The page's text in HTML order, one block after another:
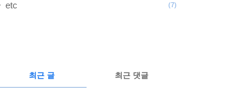
etc (7)
RECENTLY
최근 글 최근 댓글